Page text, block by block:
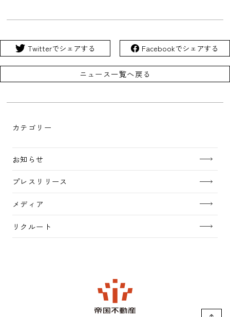
Twitterでシェアする Facebookでシェアする
ニュース一覧へ戻る
カテゴリー
お知らせ
プレスリリース
メディア
リクルート